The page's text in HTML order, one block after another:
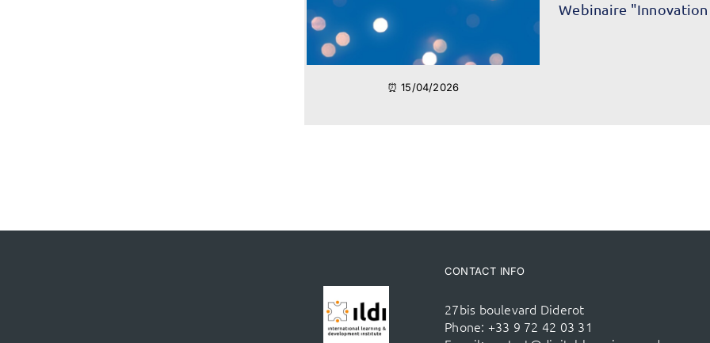
⏰ 15/04/2026
Webinaire
CONTACT INFO
27bis boulevard Diderot
Phone: +33 9 72 42 03 31